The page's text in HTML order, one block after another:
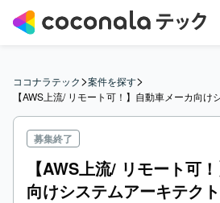
ココナラテック>案件を探す>
【AWS上流/ リモート可！】自動車メーカ向け
募集終了
【AWS上流/ リモート可
向けシステムアーキテクト